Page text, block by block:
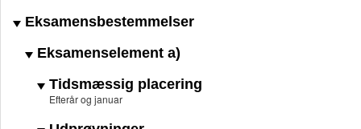
Eksamensbestemmelser
Eksamenselement a)
Tidsmæssig placering
Efterår og januar